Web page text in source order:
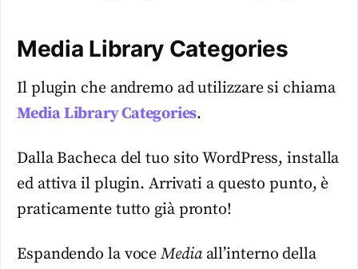
Media Library Categories
Il plugin che andremo ad utilizzare si chiama
Media Library Categories.
Dalla Bacheca del tuo sito WordPress, installa
ed attiva il plugin. Arrivati a questo punto, è
praticamente tutto già pronto!
Espandendo la voceMediaall’interno della